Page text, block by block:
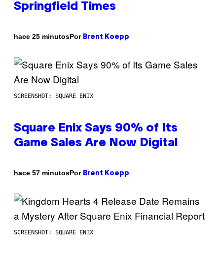
Springfield Times
hace 25 minutosPor Brent Koepp
SCREENSHOT: SQUARE ENIX
Square Enix Says 90% of Its
Game Sales Are Now Digital
hace 57 minutosPor Brent Koepp
SCREENSHOT: SQUARE ENIX